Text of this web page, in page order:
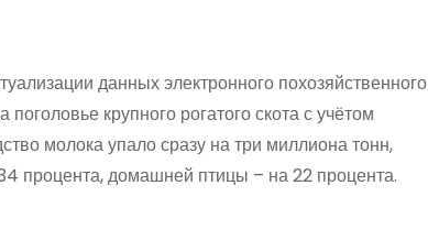
данных электронного похозяйственного
крупного рогатого скота с учётом
молока упало сразу на три миллиона тонн,
процента, домашней птицы – на 22 процента.